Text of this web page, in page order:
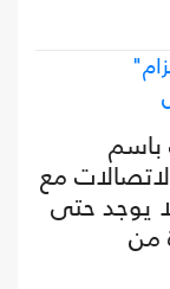
باسم
مع
يوجد حتى
من